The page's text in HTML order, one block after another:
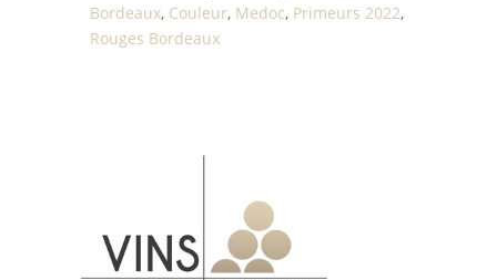
Bordeaux, Couleur, Medoc, Primeurs 2022,
Rouges Bordeaux